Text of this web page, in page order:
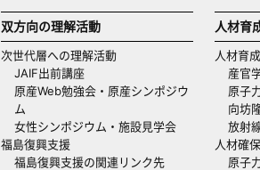
双方向の理解活動
次世代層への理解活動
JAIF出前講座
原産Web勉強会・原産シンポジウ
ム
女性シンポジウム・施設見学会
福島復興支援
福島復興支援の関連リンク先
人材育
人材育
産官
原子
向坊
放射
人材確
原子